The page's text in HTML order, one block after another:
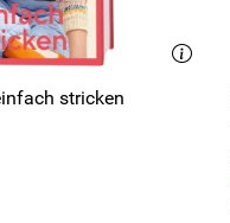
stricken